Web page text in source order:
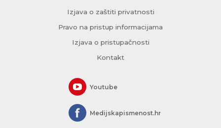
Izjava o zaštiti privatnosti
Pravo na pristup informacijama
Izjava o pristupačnosti
Kontakt
Youtube
Medijskapismenost.hr